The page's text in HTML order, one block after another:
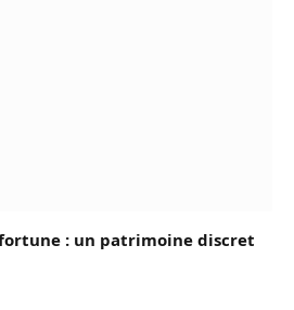
: un patrimoine discret